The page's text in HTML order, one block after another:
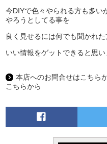
今DIYで色々やられる方も多い
やろうとしてる事を
良く見せるには何でも聞かれ
いい情報をゲットできると思
本店へのお問合せはこちら
こちらから